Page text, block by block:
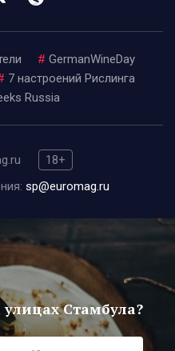
# GermanWineDay
7 настроений Рислинга
Russia
18+
sp@euromag.ru
Стамбула?